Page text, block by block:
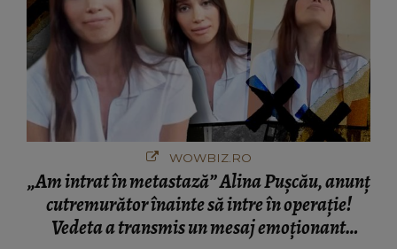
WOWBIZ.RO
„Am intrat în metastază” Alina Pușcău, anunț
cutremurător înainte să intre în operație!
Vedeta a transmis un mesaj emoționant